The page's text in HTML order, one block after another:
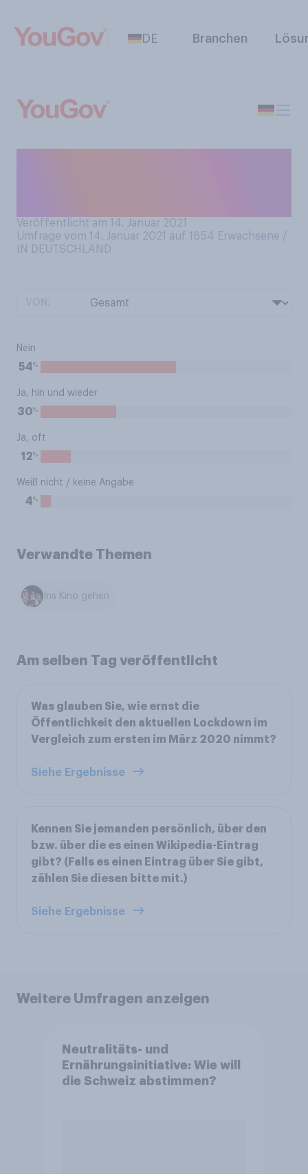
DE Branchen
Veröffentlicht am 14. Januar 2021
Umfrage vom 14. Januar 2021 auf 1654 Erwachsene /
IN DEUTSCHLAND
Nein
54%
Ja, hin und wieder
30%
Ja, oft
12%
Weiß nicht / keine Angabe
4%
Verwandte Themen
Ins Kino gehen
Am selben Tag veröffentlicht
Was glauben Sie, wie ernst die
Öffentlichkeit den aktuellen Lockdown im
Vergleich zum ersten im März 2020 nimmt?
Siehe Ergebnisse
Kennen Sie jemanden persönlich, über den
bzw. über die es einen Wikipedia-Eintrag
gibt? (Falls es einen Eintrag über Sie gibt,
zählen Sie diesen bitte mit.)
Siehe Ergebnisse
Weitere Umfragen anzeigen
Neutralitäts- und
Ernährungsinitiative: Wie will
die Schweiz abstimmen?